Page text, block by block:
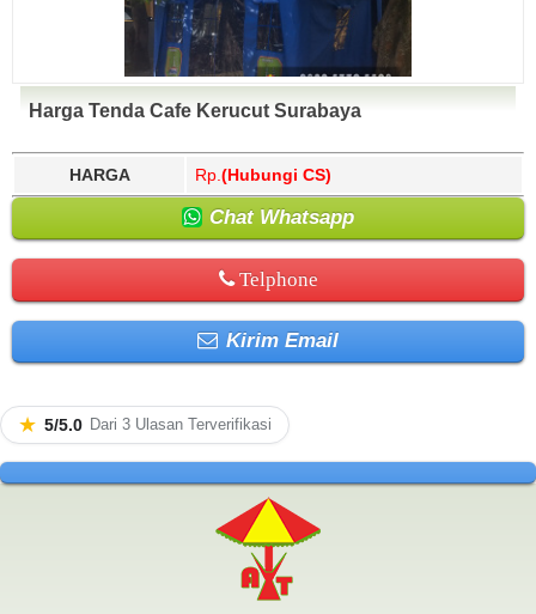
Harga Tenda Cafe Kerucut Surabaya
HARGA Rp. (Hubungi CS)
Chat Whatsapp
Telphone
Kirim Email
★ 5/5.0 Dari 3 Ulasan Terverifikasi